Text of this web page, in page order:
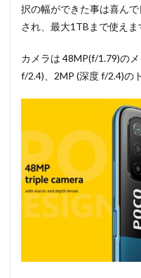
択の幅ができた事は喜ん
され、最大1TBまで使え
カメラは 48MP(f/1.79)の
f/2.4)、2MP (深度 f/2.4)の